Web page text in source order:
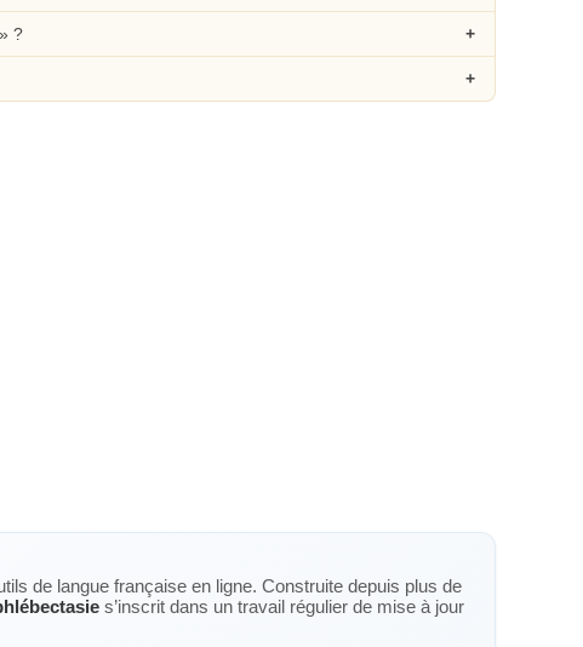
?
de langue française en ligne. Construite depuis plus de
s’inscrit dans un travail régulier de mise à jour